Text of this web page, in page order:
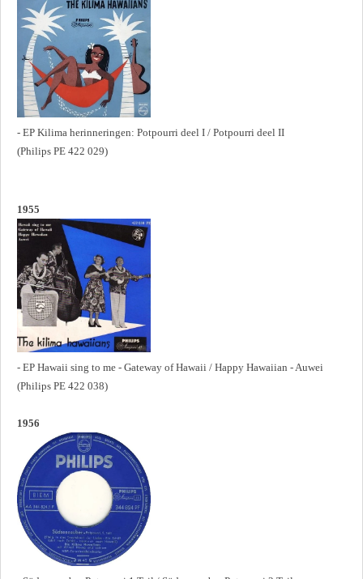
- EP Kilima herinneringen: Potpourri deel I / Potpourri deel II
(Philips PE 422 029)
1955
- EP Hawaii sing to me - Gateway of Hawaii / Happy Hawaiian - Auwei
(Philips PE 422 038)
1956